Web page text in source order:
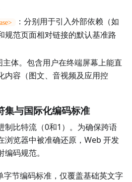
：分别用于引入外部依赖（如
规范页面相对链接的默认基准路
主体。包含用户在终端屏幕上能直
内容（图文、音视频及应用控
集与国际化编码标准
制比特流（0和1）。为确保跨语
浏览器中被准确还原，Web 开发
码规范。
字节编码标准，仅覆盖基础英文字